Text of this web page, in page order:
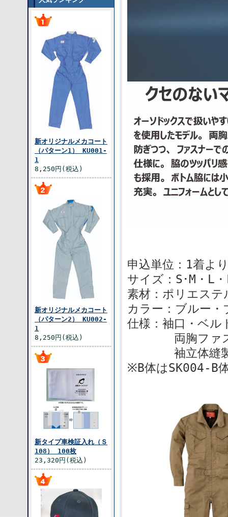
新オリジナルメカコート
（パターン1） KU001-
1
8,250円(税込)
新オリジナルメカコート
（パターン2） KU002-
1
8,250円(税込)
新タイプ車検証入れ（Ｓ
108） 100枚
23,320円(税込)
申込単位：1着よ
サイズ：S･M・L
素材：ポリエス
カラー：ブルー
仕様：袖口・ベル
両胸ファス
袖立体縫
※B体はSK004-B